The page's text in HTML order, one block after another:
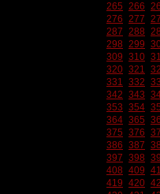
265 266
276 277
287 288
298 299
309 310
320 321
331 332
342 343
353 354
364 365
375 376
386 387
397 398
408 409
419 420